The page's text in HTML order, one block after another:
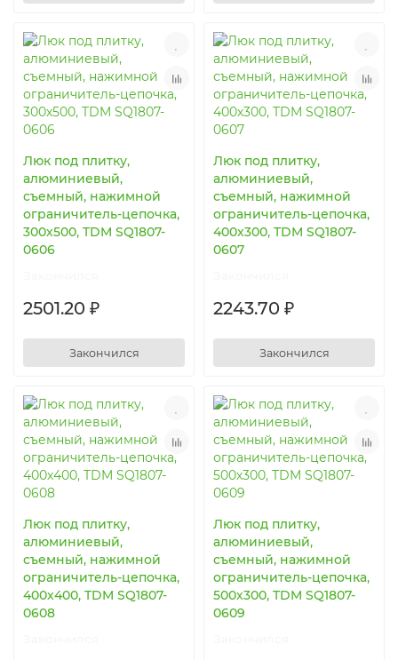
Люк под плитку,
алюминиевый,
съемный, нажимной
ограничитель-цепочка,
300х500, TDM SQ1807-
0606
2501.20 ₽
Закончился
Люк под плитку,
алюминиевый,
съемный, нажимной
ограничитель-цепочка,
400х300, TDM SQ1807-
0607
2243.70 ₽
Закончился
Люк под плитку,
алюминиевый,
съемный, нажимной
ограничитель-цепочка,
400х400, TDM SQ1807-
0608
Люк под плитку,
алюминиевый,
съемный, нажимной
ограничитель-цепочка,
500х300, TDM SQ1807-
0609